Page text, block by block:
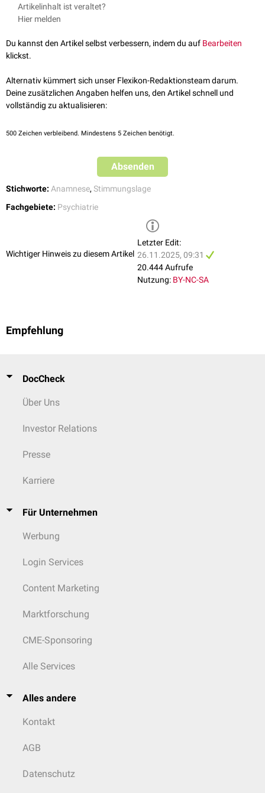
Artikelinhalt ist veraltet?
Hier melden
Du kannst den Artikel selbst verbessern, indem du auf Bearbeiten
klickst.
Alternativ kümmert sich unser Flexikon-Redaktionsteam darum.
Deine zusätzlichen Angaben helfen uns, den Artikel schnell und
vollständig zu aktualisieren:
500 Zeichen verbleibend. Mindestens 5 Zeichen benötigt.
Absenden
Stichworte: Anamnese, Stimmungslage
Fachgebiete: Psychiatrie
Wichtiger Hinweis zu diesem Artikel
Letzter Edit:
26.11.2025, 09:31
20.444 Aufrufe
Nutzung: BY-NC-SA
Empfehlung
DocCheck
Über Uns
Investor Relations
Presse
Karriere
Für Unternehmen
Werbung
Login Services
Content Marketing
Marktforschung
CME-Sponsoring
Alle Services
Alles andere
Kontakt
AGB
Datenschutz